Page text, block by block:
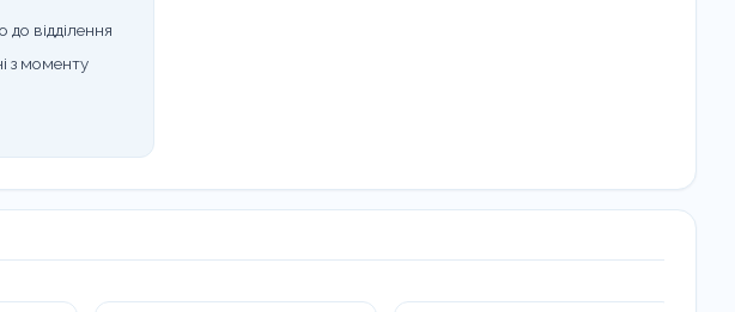
відділення
з моменту